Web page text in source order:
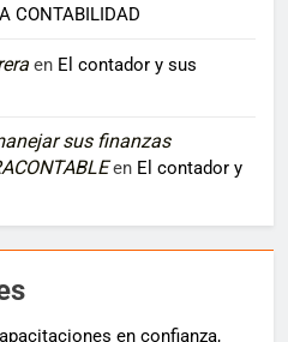
CONTABILIDAD
en El contador y sus
sus finanzas
en El contador y
en confianza,